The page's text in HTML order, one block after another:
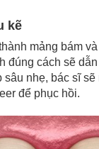
kẽ
mảng bám
đúng cách sẽ
nhẹ, bác sĩ sẽ
để phục hồi.